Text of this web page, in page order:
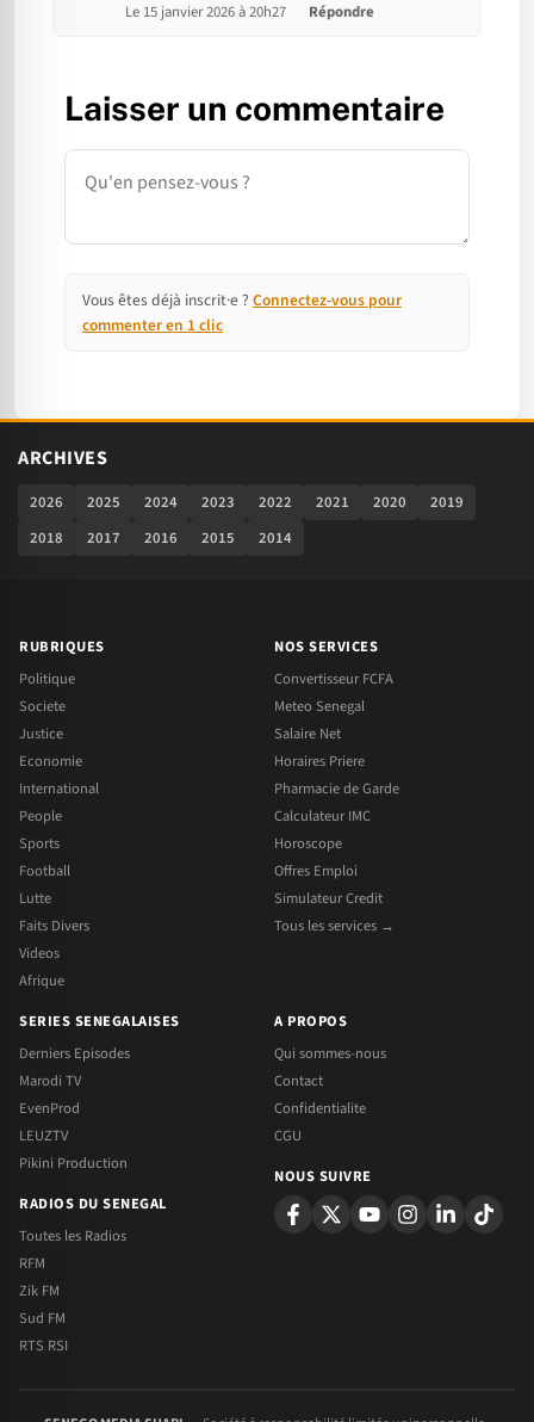
Le 15 janvier 2026 à 20h27 Répondre
Laisser un commentaire
Commentaire
Vous êtes déjà inscrit·e ? Connectez-vous pour
commenter en 1 clic
ARCHIVES
2026 2025 2024 2023 2022 2021 2020
2019
2018
2017 2016 2015 2014
RUBRIQUES
Politique
Societe
Justice
Economie
International
People
Sports
Football
Lutte
Faits Divers
Videos
Afrique
NOS SERVICES
Convertisseur FCFA
Meteo Senegal
Salaire Net
Horaires Priere
Pharmacie de Garde
Calculateur IMC
Horoscope
Offres Emploi
Simulateur Credit
Tous les services →
SERIES SENEGALAISES
Derniers Episodes
Marodi TV
EvenProd
LEUZTV
Pikini Production
RADIOS DU SENEGAL
Toutes les Radios
RFM
Zik FM
Sud FM
RTS RSI
A PROPOS
Qui sommes-nous
Contact
Confidentialite
CGU
NOUS SUIVRE